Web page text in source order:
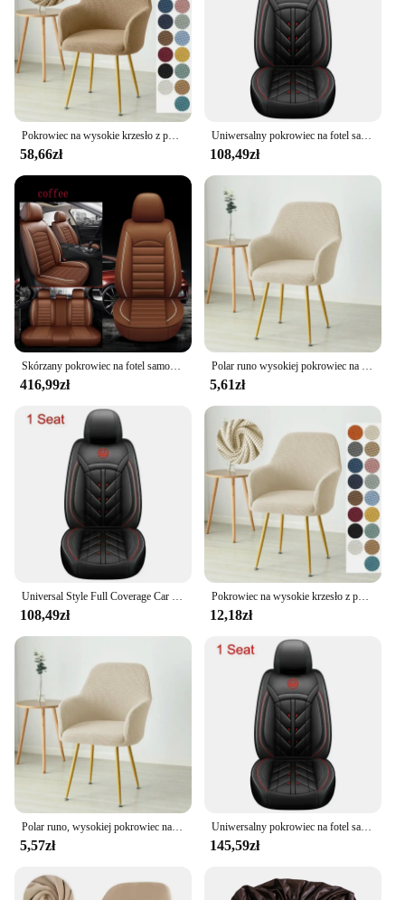
Pokrowiec na wysokie krzesło z polaru Pokrowce na krzesła do jadalni Pokrowiec na fotel Pokrowce na fotele kuchenne Krzesła na imprezę domową w hotelu
58,66zł
Uniwersalny pokrowiec na fotel samochodowy do MG ZS Volvo V50 Chevrolet Cruze Onix Ford Fiesta Akcesoria samochodowe Pu Leather
108,49zł
Skórzany pokrowiec na fotel samochodowy dla Skoda wszystkie modele Octavia Rapid Superb Fabia Kodiaq Yeti KAROQ KAMIQ akcesoria samochodowe do stylizacji
416,99zł
Polar runo wysokiej pokrowiec na fotel rozciągliwa Spandex pokrowiec na krzesło biurowe elastyczne zdejmowane pokrowce na ochraniacz na fotel do salonu
5,61zł
Universal Style Full Coverage Car Seat Cover for Chery OMODA 5 Tiggo 5 Tiggo 7 Tiggo 8 PLUS Jaecoo J7 Car Accessories
108,49zł
Pokrowiec na wysokie krzesło z polaru Pokrowce na krzesła do jadalni Pokrowiec na fotel Pokrowce na fotele kuchenne Krzesła na imprezę domową w hotelu
12,18zł
Polar runo, wysokiej pokrowiec na fotel, rozciągliwa, krzesło do jadalni pokrowiec Fundas Para Sillas do biura do makijażu na krzesła ze spandeksu
5,57zł
Uniwersalny pokrowiec na fotel samochodowy z pełnym pokryciem do Mercedes A-Class W168 W169 W176 W177 A-Klasse A200 A220 A250 Akcesoria samochodowe
145,59zł